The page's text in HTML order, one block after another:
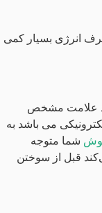
انرژی بسیار کمی
علامت مشخص
می باشد به
شما متوجه
قبل از سوختن